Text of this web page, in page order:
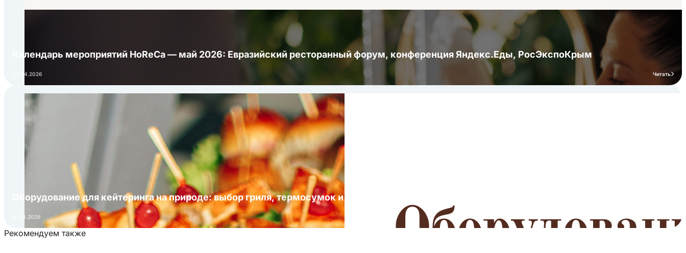
Календарь мероприятий HoReCa — май 2026: Евразийский ресторанный форум, конференция Яндекс.Еды, РосЭкспоКрым
24.04.2026 Читать
Оборудование для кейтеринга на природе: выбор гриля, термосумок и посуды для выездных мероприятий
16.04.2026
Рекомендуем также